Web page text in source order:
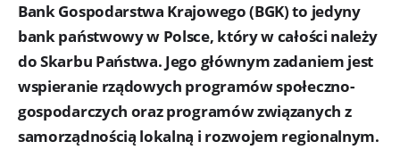
Bank Gospodarstwa Krajowego (BGK) to jedyny
bank państwowy w Polsce, który w całości należy
do Skarbu Państwa. Jego głównym zadaniem jest
wspieranie rządowych programów społeczno-
gospodarczych oraz programów związanych z
samorządnością lokalną i rozwojem regionalnym.